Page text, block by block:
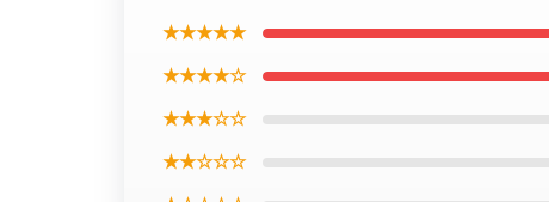
★★★★★
★★★★☆
★★★☆☆
★★☆☆☆